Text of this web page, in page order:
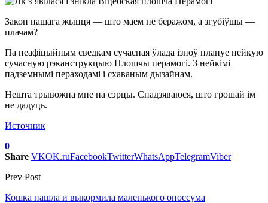
Закон нашага жыцця — што маем не беражом, а згубіўшы —
плачам?
Па неафіцыйным сведкам сучасная ўлада ізноў плануе нейкую
сучасную рэканструкцыю Плошчы перамогі. З нейкімі
падземнымі пераходамі і схаваным дызайнам.
Нешта трывожна мне на сэрцы. Спадзяваюся, што грошай ім
не дадуць.
Источник
0
Share VKOK.ruFacebookTwitterWhatsAppTelegramViber
Prev Post
Кошка нашла и выкормила маленького опоссума